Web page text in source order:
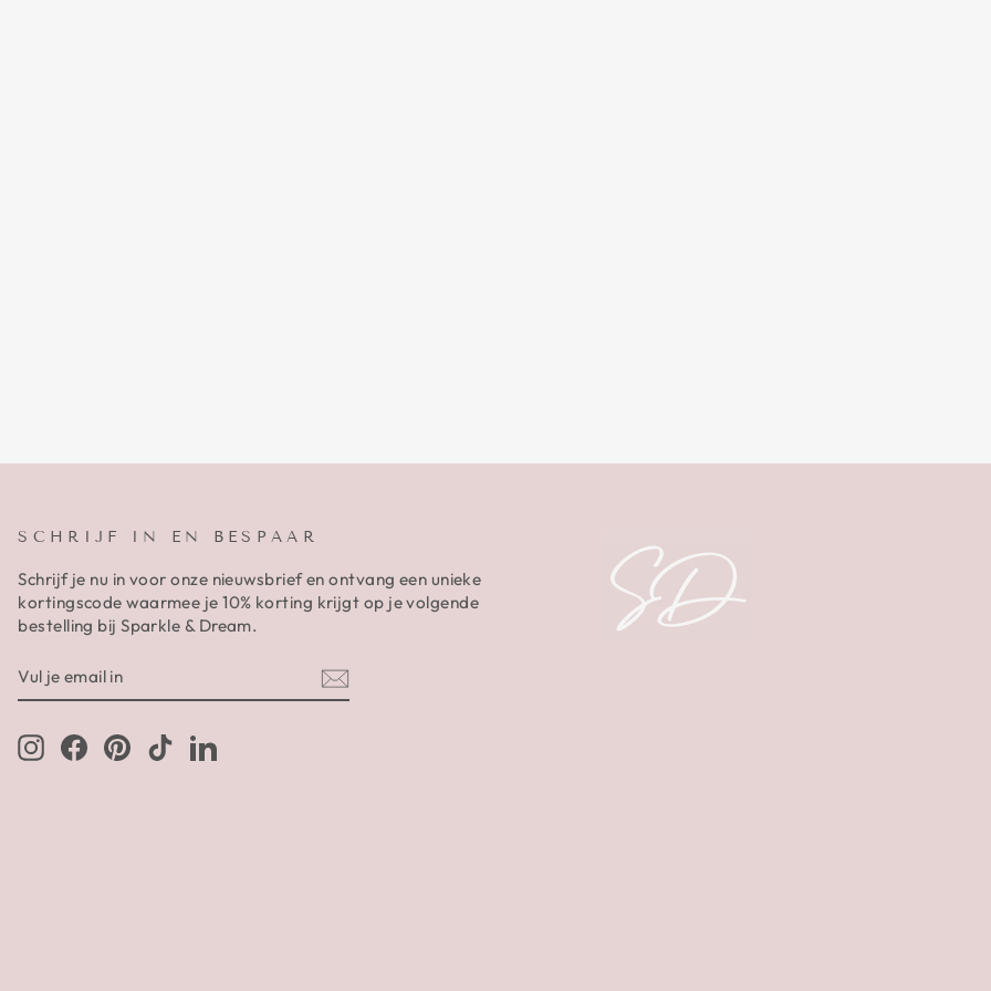
SCHRIJF IN EN BESPAAR
Schrijf je nu in voor onze nieuwsbrief en ontvang een unieke
kortingscode waarmee je 10% korting krijgt op je volgende
bestelling bij Sparkle & Dream.
JE
EMAIL
InstagramFacebookPinterestTikTokLinkedIn